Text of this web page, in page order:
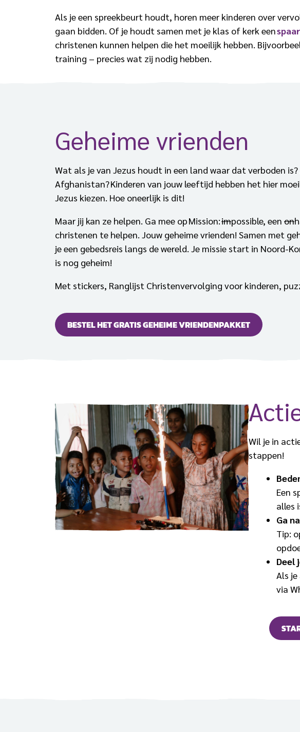
Als je een spreekbeurt houdt, horen meer kinderen over
gaan bidden. Of je houdt samen met je klas of kerk een
christenen kunnen helpen die het moeilijk hebben.
training – precies wat zij nodig hebben.
Geheime vrienden
Wat als je van Jezus houdt in een land waar dat verboden
Afghanistan? Kinderen van jouw leeftijd hebben het hier
Jezus kiezen. Hoe oneerlijk is dit!
Maar jij kan ze helpen. Ga mee op Mission:impossible, een on
christenen te helpen. Jouw geheime vrienden! Samen met
je een gebedsreis langs de wereld. Je missie start in Noord-
is nog geheim!
Met stickers, Ranglijst Christenvervolging voor kinderen,
BESTEL HET GRATIS GEHEIME VRIENDENPAKKET
Wil je in
stappen!
Een
alles
Ga
Tip:
Deel
Als
via